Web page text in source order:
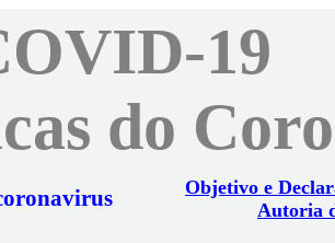
19
do
Objetivo e
Autoria